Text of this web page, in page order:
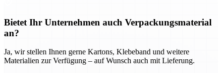
Bietet Ihr Unternehmen auch Verpackungsmaterial
an?
Ja, wir stellen Ihnen gerne Kartons, Klebeband und weitere
Materialien zur Verfügung – auf Wunsch auch mit Lieferung.